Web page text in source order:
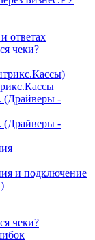
ответах
чеки?
(Драйверы -
(Драйверы -
и подключение
чеки?